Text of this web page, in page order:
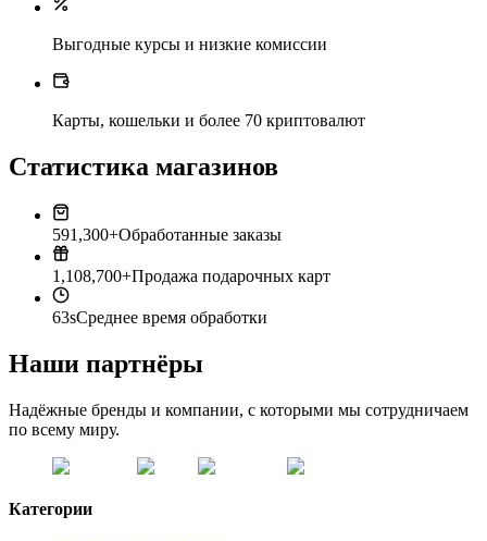
Выгодные курсы и низкие комиссии
Карты, кошельки и более 70 криптовалют
Статистика магазинов
591,300+Обработанные заказы
1,108,700+Продажа подарочных карт
63sСреднее время обработки
Наши партнёры
Надёжные бренды и компании, с которыми мы сотрудничаем
по всему миру.
Категории